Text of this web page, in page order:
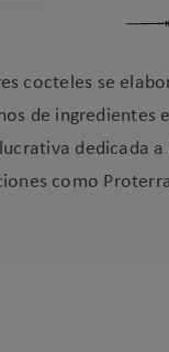
cocteles se
de ingredientes
dedicada
como